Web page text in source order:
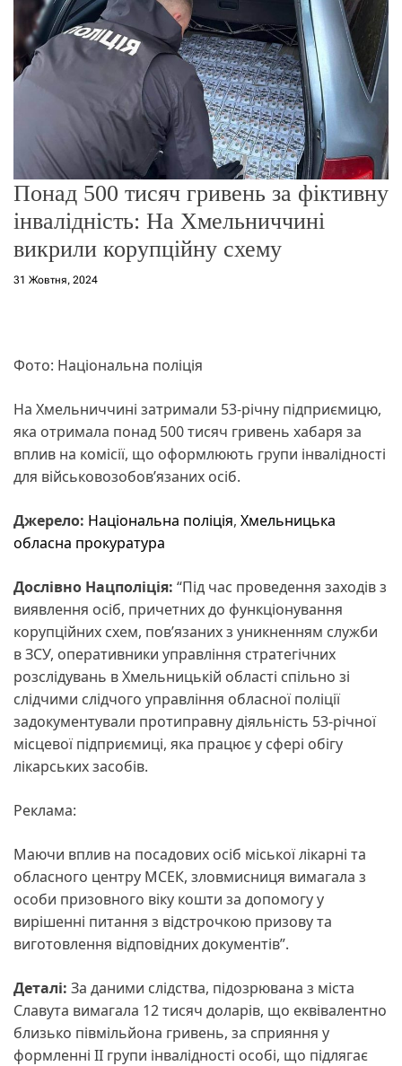
о
р
ж
и
м
у
Понад 500 тисяч гривень за фіктивну
інвалідність: На Хмельниччині
викрили корупційну схему
31 Жовтня, 2024
Фото: Національна поліція
На Хмельниччині затримали 53-річну підприємицю,
яка отримала понад 500 тисяч гривень хабаря за
вплив на комісії, що оформлюють групи інвалідності
для військовозобов’язаних осіб.
Джерело: Національна поліція, Хмельницька
обласна прокуратура
Дослівно Нацполіція: “Під час проведення заходів з
виявлення осіб, причетних до функціонування
корупційних схем, пов’язаних з уникненням служби
в ЗСУ, оперативники управління стратегічних
розслідувань в Хмельницькій області спільно зі
слідчими слідчого управління обласної поліції
задокументували протиправну діяльність 53-річної
місцевої підприємиці, яка працює у сфері обігу
лікарських засобів.
Реклама:
Маючи вплив на посадових осіб міської лікарні та
обласного центру МСЕК, зловмисниця вимагала з
особи призовного віку кошти за допомогу у
вирішенні питання з відстрочкою призову та
виготовлення відповідних документів”.
Деталі: За даними слідства, підозрювана з міста
Славута вимагала 12 тисяч доларів, що еквівалентно
близько півмільйона гривень, за сприяння у
формленні ІІ групи інвалідності особі, що підлягає